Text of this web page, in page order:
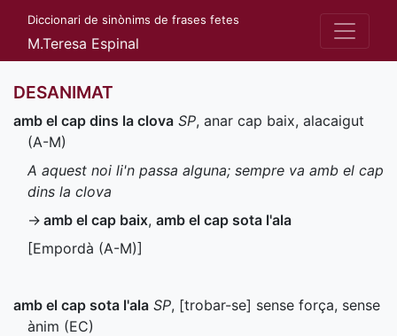
Diccionari de sinònims de frases fetes
M.Teresa Espinal
DESANIMAT
amb el cap dins la clova SP, anar cap baix, alacaigut
(A-M)
A aquest noi li'n passa alguna; sempre va amb el cap
dins la clova
→ amb el cap baix, amb el cap sota l'ala
[Empordà (A-M)]
amb el cap sota l'ala SP, [trobar-se] sense força, sense
ànim (EC)